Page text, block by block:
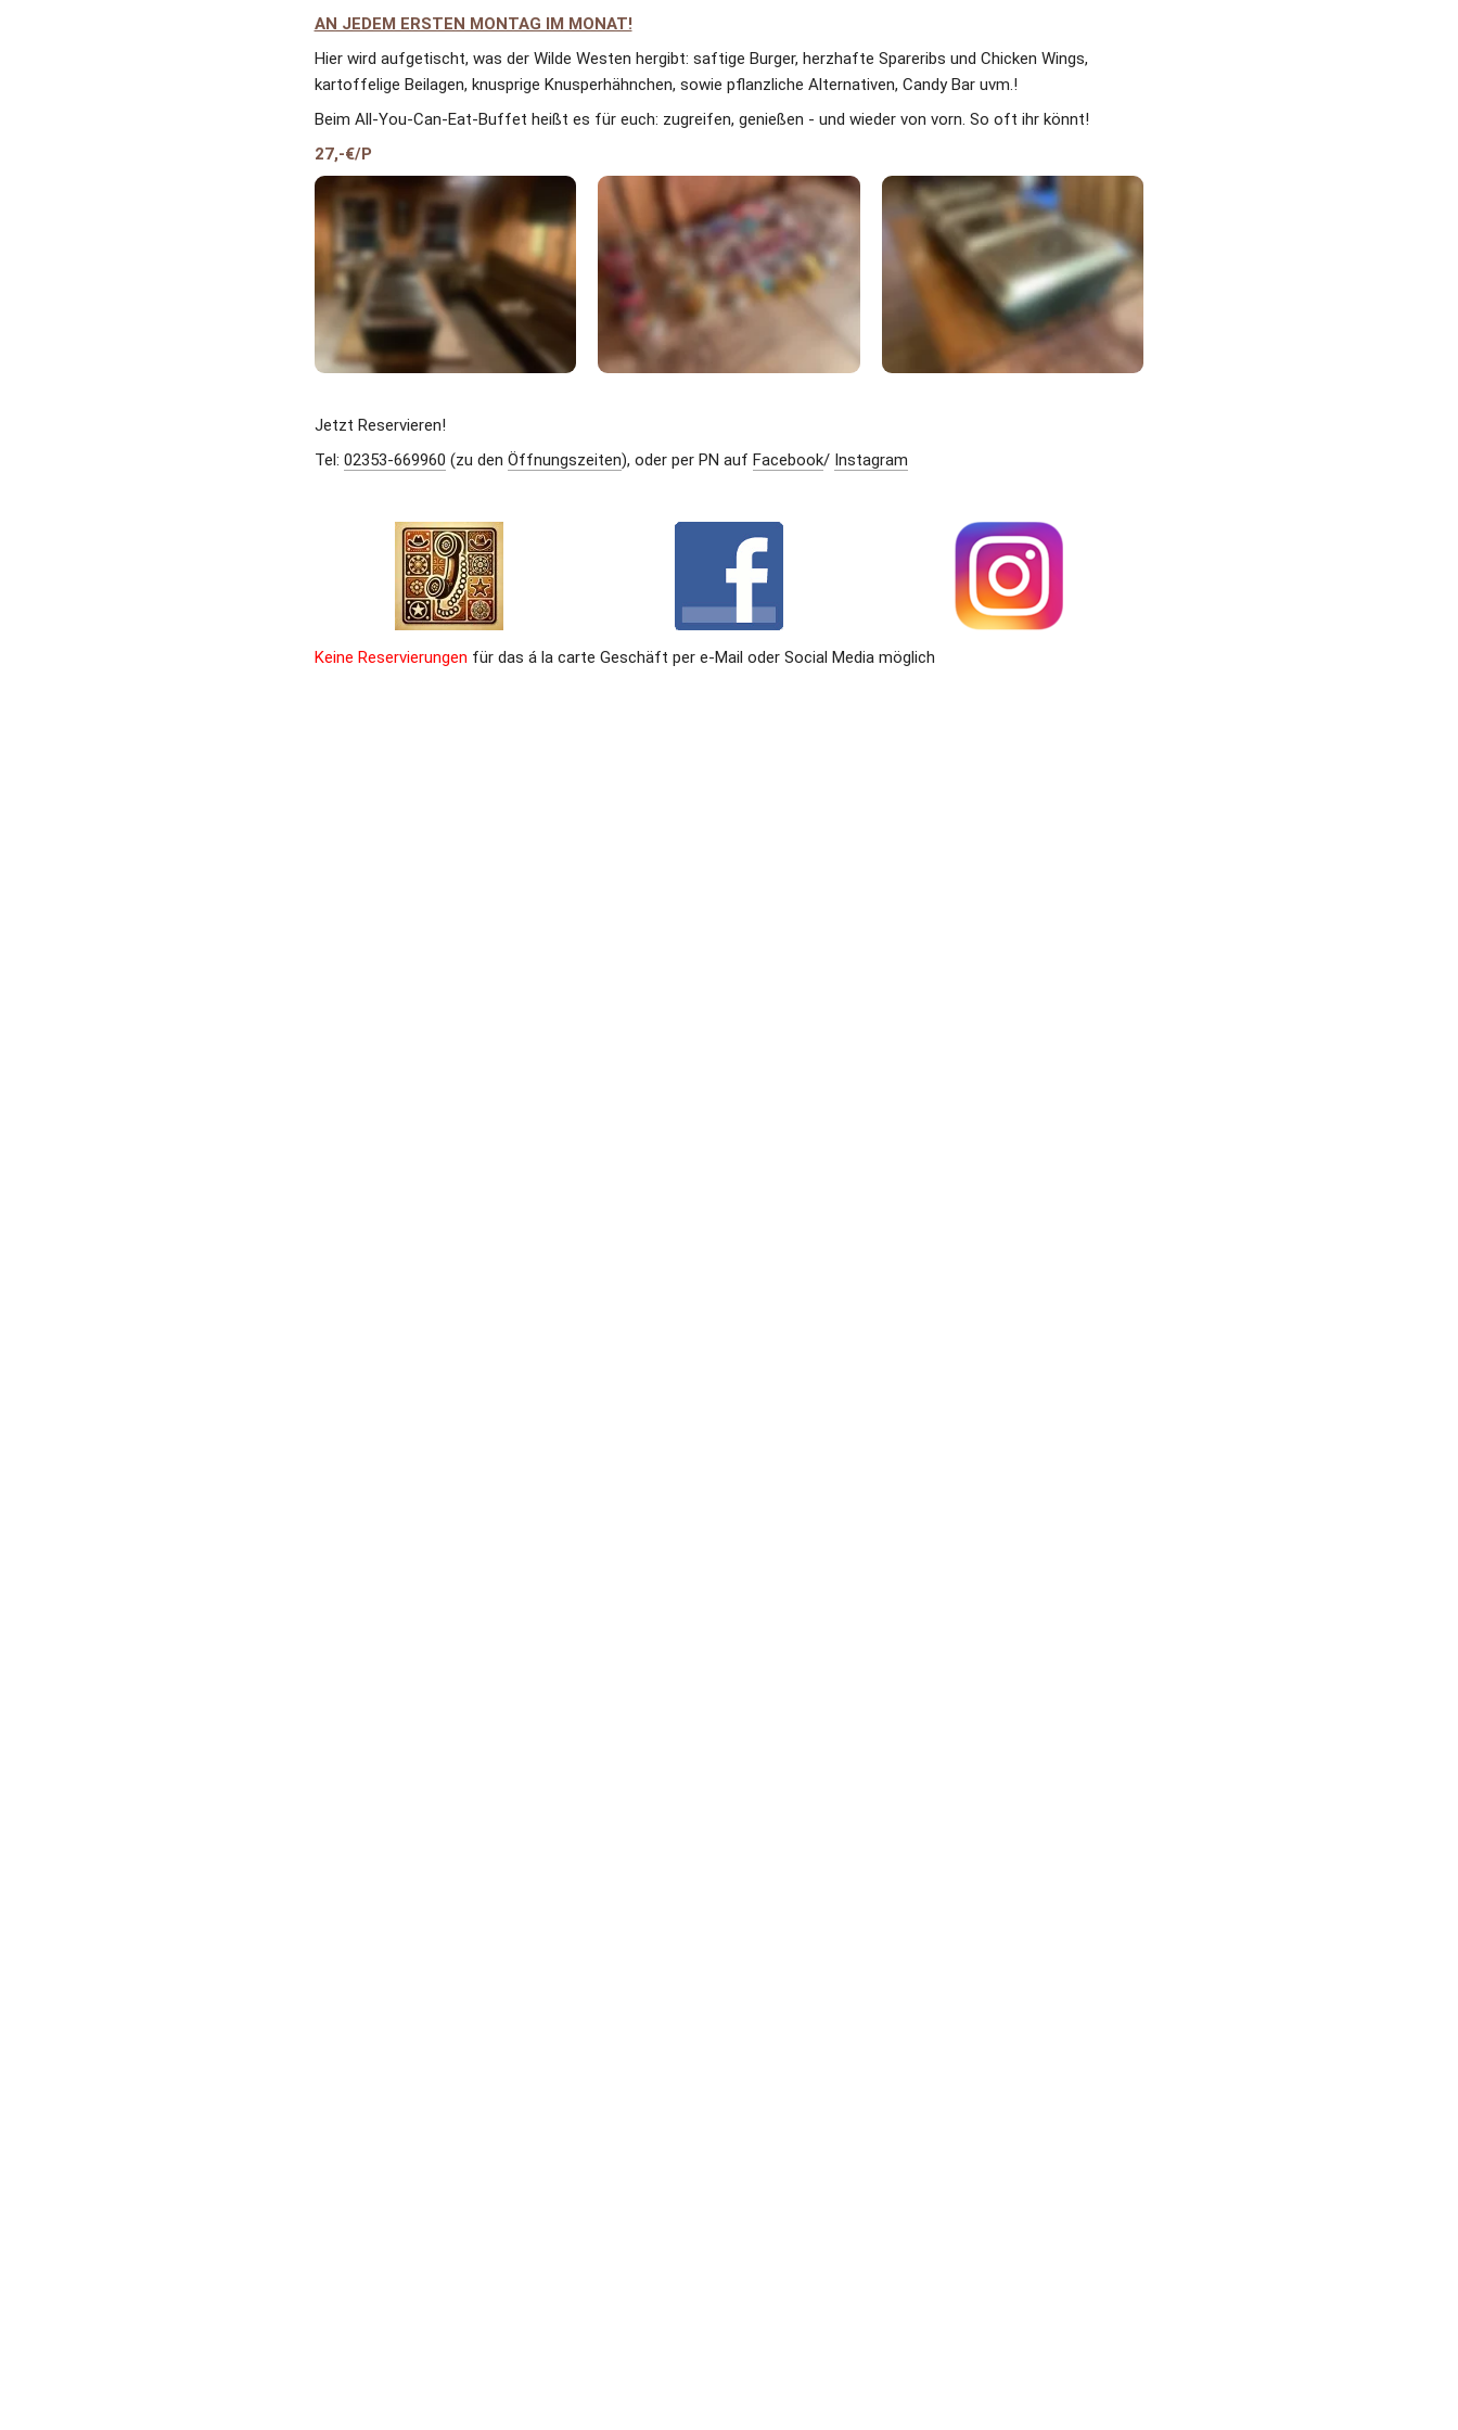
AN JEDEM ERSTEN MONTAG IM MONAT!
Hier wird aufgetischt, was der Wilde Westen hergibt: saftige Burger, herzhafte Spareribs und Chicken Wings,
kartoffelige Beilagen, knusprige Knusperhähnchen, sowie pflanzliche Alternativen, Candy Bar uvm.!
Beim All-You-Can-Eat-Buffet heißt es für euch: zugreifen, genießen - und wieder von vorn. So oft ihr könnt!
27,-€/P
Jetzt Reservieren!
Tel: 02353-669960 (zu den Öffnungszeiten), oder per PN auf Facebook/ Instagram
Keine Reservierungen für das á la carte Geschäft per e-Mail oder Social Media möglich